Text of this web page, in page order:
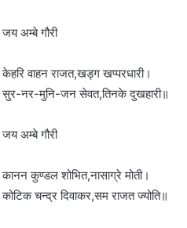
जय अम्बे गौरी
केहरि वाहन राजत,खड्ग खप्परधारी।
सुर-नर-मुनि-जन सेवत,तिनके दुखहारी॥
जय अम्बे गौरी
कानन कुण्डल शोभित,नासाग्रे मोती।
कोटिक चन्द्र दिवाकर,सम राजत ज्योति॥